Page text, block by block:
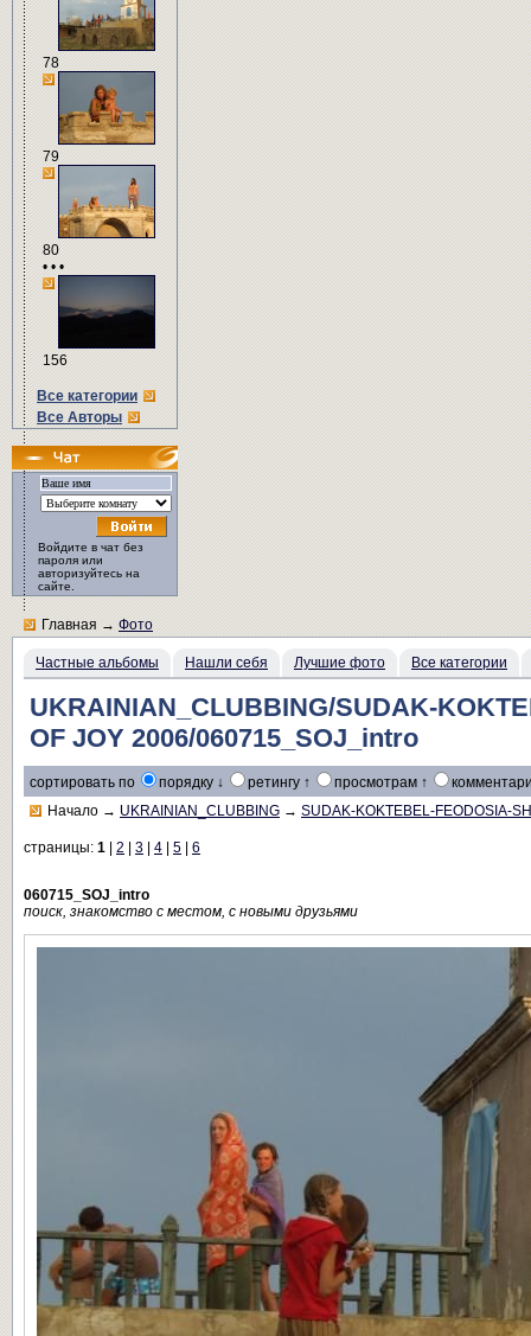
78
79
80
• • •
156
Все категории
Все Авторы
Войдите в чат без
пароля или
авторизуйтесь на
сайте.
Главная→Фото
Частные альбомы Нашли себя Лучшие фото Все категории
UKRAINIAN_CLUBBING/SUDAK-
OF JOY 2006/060715_SOJ_intro
сортировать по порядку ↓ ретингу ↑ просмотрам ↑
Начало → UKRAINIAN_CLUBBING → SUDAK-KOKTEBEL-FEODOSIA-
страницы: 1 2 3 4 5 6
060715_SOJ_intro
поиск, знакомство с местом, с новыми друзьями